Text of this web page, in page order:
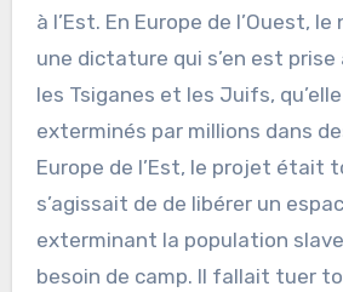
à l’Est. En Europe de l’Ouest,
une dictature qui s’en est
les Tsiganes et les Juifs,
exterminés par millions dans
Europe de l’Est, le projet était
s’agissait de de libérer un
exterminant la population
besoin de camp. Il fallait tuer